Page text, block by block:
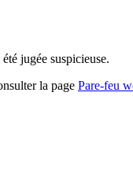
jugée suspicieuse.
la page Pare-feu